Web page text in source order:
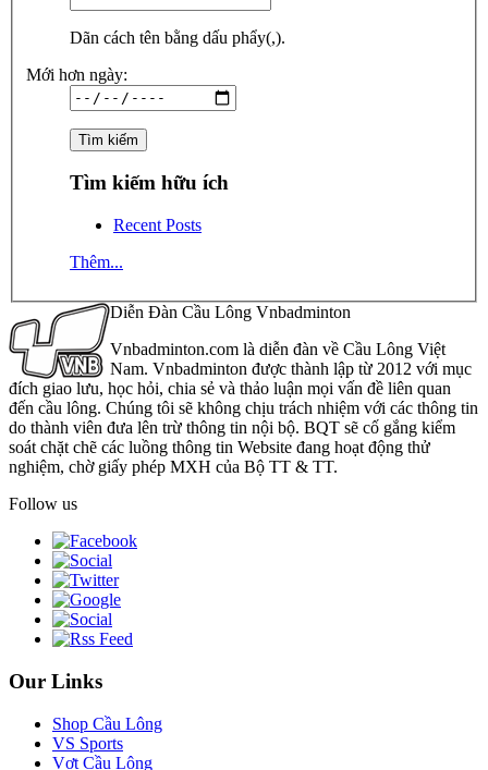
Dãn cách tên bằng dấu phẩy(,).
Mới hơn ngày:
Tìm kiếm hữu ích
Recent Posts
Thêm...
Diễn Đàn Cầu Lông Vnbadminton
Vnbadminton.com là diễn đàn về Cầu Lông Việt
Nam. Vnbadminton được thành lập từ 2012 với mục
đích giao lưu, học hỏi, chia sẻ và thảo luận mọi vấn đề liên quan
đến cầu lông. Chúng tôi sẽ không chịu trách nhiệm với các thông tin
do thành viên đưa lên trừ thông tin nội bộ. BQT sẽ cố gắng kiểm
soát chặt chẽ các luồng thông tin Website đang hoạt động thử
nghiệm, chờ giấy phép MXH của Bộ TT & TT.
Follow us
Our Links
Shop Cầu Lông
VS Sports
Vợt Cầu Lông